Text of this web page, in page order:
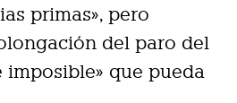
primas», pero
del paro del
imposible» que pueda